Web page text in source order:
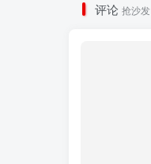
评论 抢沙发